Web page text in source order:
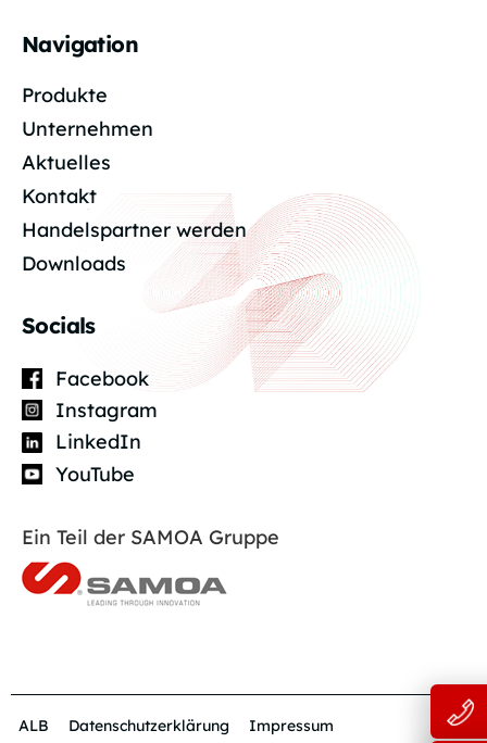
Navigation
Produkte
Unternehmen
Aktuelles
Kontakt
Handelspartner werden
Downloads
Socials
Facebook
Instagram
LinkedIn
YouTube
Ein Teil der SAMOA Gruppe
ALB Datenschutzerklärung Impressum